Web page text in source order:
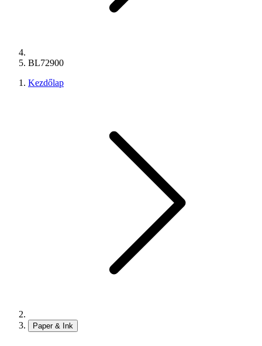
BL72900
Kezdőlap
Paper & Ink